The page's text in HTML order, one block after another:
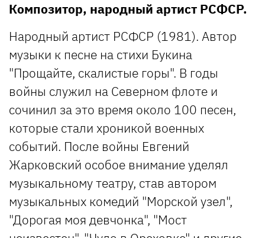
Композитор, народный артист РСФСР.
Народный артист РСФСР (1981). Автор
музыки к песне на стихи Букина
"Прощайте, скалистые горы". В годы
войны служил на Северном флоте и
сочинил за это время около 100 песен,
которые стали хроникой военных
событий. После войны Евгений
Жарковский особое внимание уделял
музыкальному театру, став автором
музыкальных комедий "Морской узел",
"Дорогая моя девчонка", "Мост